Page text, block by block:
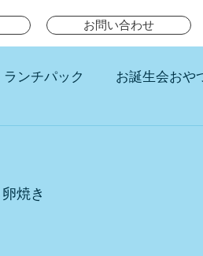
お問い合わせ
ランチパック お誕生会おや
焼き